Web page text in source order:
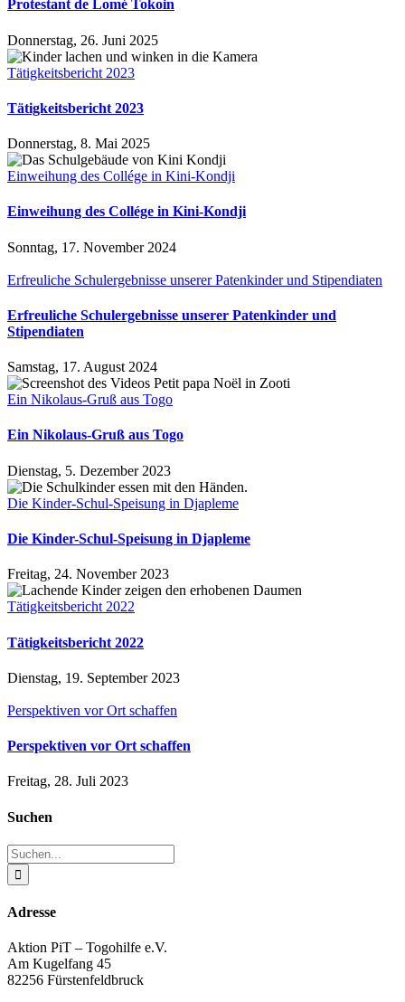
Protestant de Lomé Tokoin
Donnerstag, 26. Juni 2025
Tätigkeitsbericht 2023
Tätigkeitsbericht 2023
Donnerstag, 8. Mai 2025
Einweihung des Collége in Kini-Kondji
Einweihung des Collége in Kini-Kondji
Sonntag, 17. November 2024
Erfreuliche Schulergebnisse unserer Patenkinder und Stipendiaten
Erfreuliche Schulergebnisse unserer Patenkinder und
Stipendiaten
Samstag, 17. August 2024
Ein Nikolaus-Gruß aus Togo
Ein Nikolaus-Gruß aus Togo
Dienstag, 5. Dezember 2023
Die Kinder-Schul-Speisung in Djapleme
Die Kinder-Schul-Speisung in Djapleme
Freitag, 24. November 2023
Tätigkeitsbericht 2022
Tätigkeitsbericht 2022
Dienstag, 19. September 2023
Perspektiven vor Ort schaffen
Perspektiven vor Ort schaffen
Freitag, 28. Juli 2023
Suchen
Suche
nach:
Adresse
Aktion PiT – Togohilfe e.V.
Am Kugelfang 45
82256 Fürstenfeldbruck